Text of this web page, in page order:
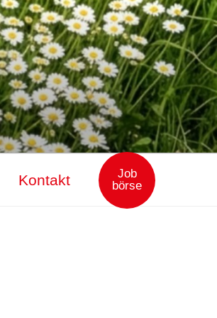
Kontakt
Job
börse